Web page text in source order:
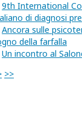
9th International
di diagnosi
Ancora sulle
della farfalla
Un incontro al
>>